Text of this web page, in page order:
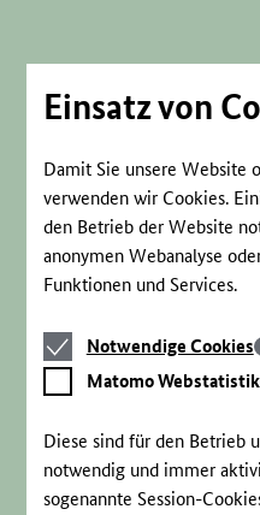
Einsatz von
Damit Sie unsere Website
verwenden wir Cookies.
den Betrieb der Website
anonymen Webanalyse
Funktionen und Services.
Notwendige
Cookies
Notwendige Cookies
Matomo
Webstatistik
Matomo Webstatistik
Diese sind für den Betrieb
notwendig und immer
sogenannte Session-